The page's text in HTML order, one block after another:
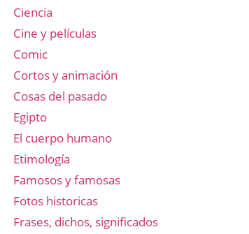
Ciencia
Cine y películas
Comic
Cortos y animación
Cosas del pasado
Egipto
El cuerpo humano
Etimología
Famosos y famosas
Fotos historicas
Frases, dichos, significados